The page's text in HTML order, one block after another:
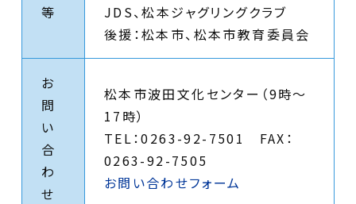
等
JDS、松本ジャグリングクラブ
後援：松本市、松本市教育委員会
お
問
い
合
わ
せ
松本市波田文化センター（9時〜
17時）
TEL：0263-92-7501 FAX：
0263-92-7505
お問い合わせフォーム